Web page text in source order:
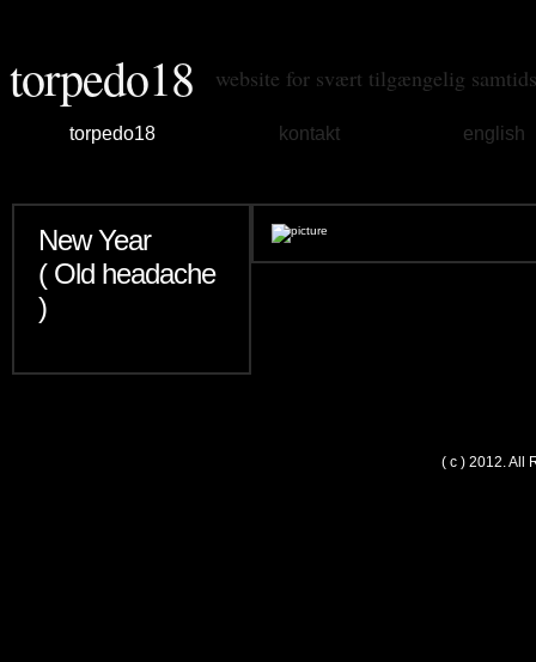
torpedo18 website for svært tilgængelig
torpedo18 kontakt english
New Year
( Old headache
)
( c ) 2012. All